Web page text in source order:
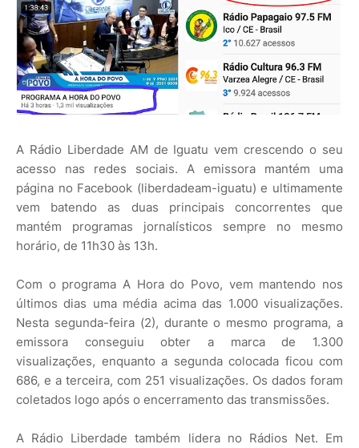
A Rádio Liberdade AM de Iguatu vem crescendo o seu
acesso nas redes sociais. A emissora mantém uma
página no Facebook (liberdadeam-iguatu) e ultimamente
vem batendo as duas principais concorrentes que
mantém programas jornalísticos sempre no mesmo
horário, de 11h30 às 13h.
Com o programa A Hora do Povo, vem mantendo nos
últimos dias uma média acima das 1.000 visualizações.
Nesta segunda-feira (2), durante o mesmo programa, a
emissora conseguiu obter a marca de 1.300
visualizações, enquanto a segunda colocada ficou com
686, e a terceira, com 251 visualizações. Os dados foram
coletados logo após o encerramento das transmissões.
A Rádio Liberdade também lidera no Rádios Net. Em